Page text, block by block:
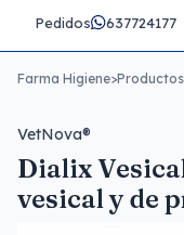
Pedidos 637724177
Farma Higiene>
VetNova®
Dialix
vesical y de